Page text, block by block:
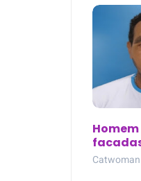
pública
(PE);
Catwoman